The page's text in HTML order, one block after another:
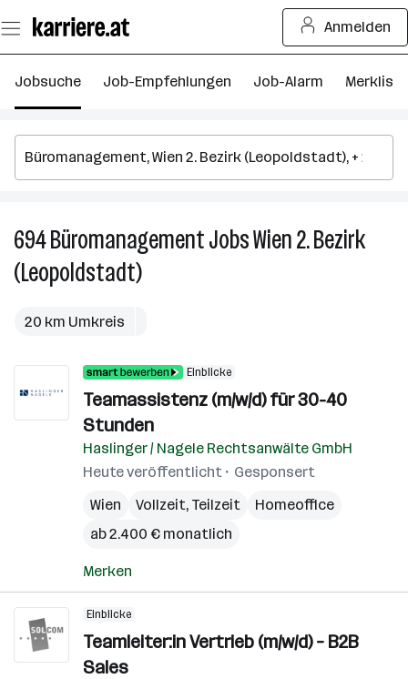
Seiteninhalt
springen
Anmelden
Jobsuche Job-Empfehlungen Job-Alarm Merkliste
694BüromanagementJobsWien 2. Bezirk
(Leopoldstadt)
20 km Umkreis
Einblicke
Teamassistenz (m/w/d) für 30-40
Stunden
Haslinger / Nagele Rechtsanwälte GmbH
Heute veröffentlicht
Gesponsert
Wien
Vollzeit, Teilzeit
Homeoffice
ab 2.400 € monatlich
Merken
Einblicke
Teamleiter:in Vertrieb (m/w/d) – B2B
Sales